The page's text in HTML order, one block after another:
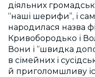
діяльних
“наші шерифи”, і
народилася назва
Кривобородько і
Вони і “швидка
в сімейних і
й приголомшливу